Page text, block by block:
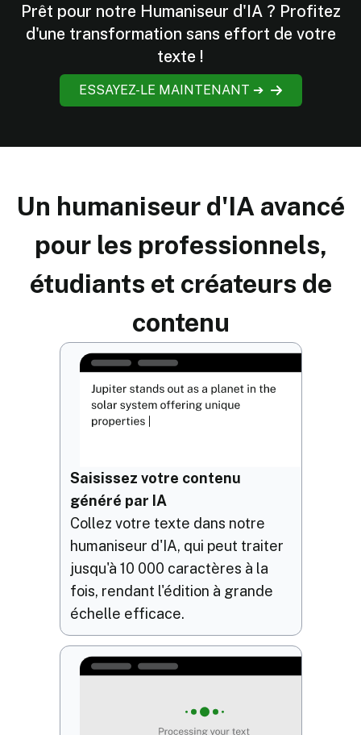
Prêt pour notre Humaniseur d'IA ? Profitez
d'une transformation sans effort de votre
texte !
ESSAYEZ-LE MAINTENANT ➔
Un humaniseur d'IA avancé
pour les professionnels,
étudiants et créateurs de
contenu
Saisissez votre contenu
généré par IA
Collez votre texte dans notre
humaniseur d'IA, qui peut traiter
jusqu'à 10 000 caractères à la
fois, rendant l'édition à grande
échelle efficace.